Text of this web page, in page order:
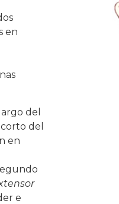
en
del
del
en
e